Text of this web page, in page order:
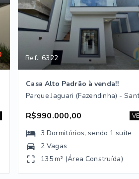
Ref.: 6322
Casa Alto Padrão à venda!!
R$990.000,00
3 Dormitórios, sendo 1 suíte
2 Vagas
135 m² (Área Construída)